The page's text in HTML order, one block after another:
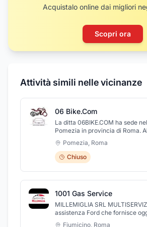
Acquistalo online dai migliori
Scopri ora
Attività simili nelle vicinanze
06 Bike.Com
La ditta 06BIKE.COM ha sede
Pomezia in provincia di Roma.
sarete immersi nel mondo
infatti eseguiamo la vendita di e
delle migliori case presenti sul
proponiamo alla nostra clientela
ed efficiente servizio di officina.
Pomezia, Roma
Chiuso
1001 Gas Service
MILLEMIGLIA SRL
assistenza Ford che fornisce
servizi che coprono a 360°
Fiumicino, Roma